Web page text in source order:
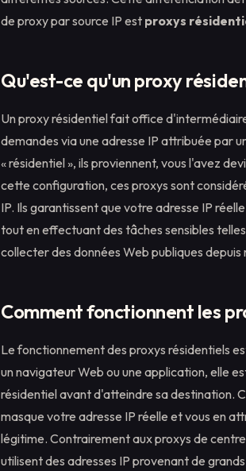
de proxy par source IP est proxys
Qu'est-ce qu'un proxy
Un proxy résidentiel fait office
demandes via une adresse IP attribuée par
« résidentiel », ils proviennent, vous l'avez
cette configuration, ces proxys sont
IP. Ils garantissent que votre adresse IP
tout en effectuant des tâches sensibles
collecter des données Web publiques
Comment fonctionnent les
Le fonctionnement des proxys résidentiels
un navigateur Web ou une application, elle
résidentiel avant d'atteindre sa destination.
masque votre adresse IP réelle et vous en
légitime. Contrairement aux proxys de
utilisent des adresses IP provenant de